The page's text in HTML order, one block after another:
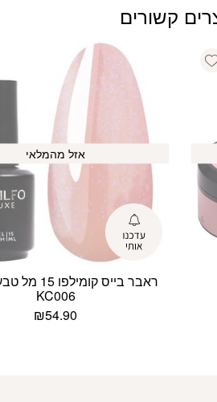
קשורים
Add wishlist
אזל מהמלאי
ראבר בייס
KC006
₪54.90